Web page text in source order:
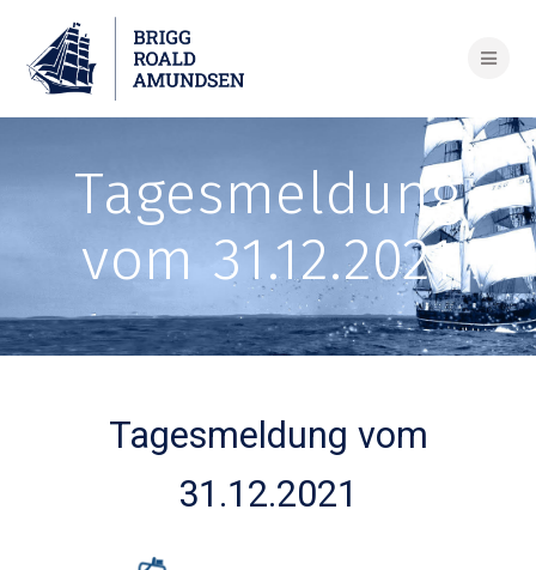
Tagesmeldung
vom 31.12.2021
Tagesmeldung vom
31.12.2021